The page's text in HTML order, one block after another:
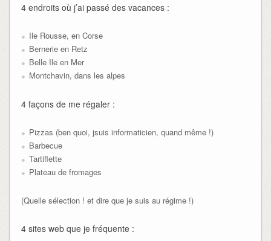
4 endroits où j’ai passé des vacances :
Ile Rousse, en Corse
Bernerie en Retz
Belle Ile en Mer
Montchavin, dans les alpes
4 façons de me régaler :
Pizzas (ben quoi, jsuis informaticien, quand même !)
Barbecue
Tartiflette
Plateau de fromages
(Quelle sélection ! et dire que je suis au régime !)
4 sites web que je fréquente :